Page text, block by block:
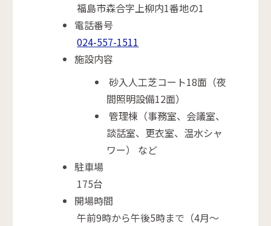
福島市森合字上柳内1番地の1
電話番号
024-557-1511
施設内容
砂入人工芝コート18面（夜
間照明設備12面）
管理棟（事務室、会議室、
談話室、更衣室、温水シャ
ワー） など
駐車場
175台
開場時間
午前9時から午後5時まで（4月～